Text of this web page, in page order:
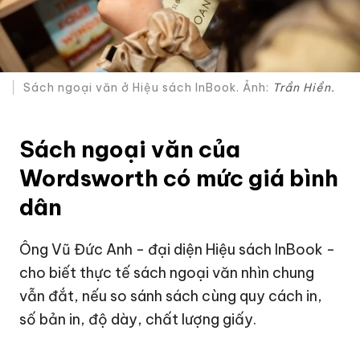
Sách ngoại văn ở Hiệu sách InBook. Ảnh: Trần Hiền.
Sách ngoại văn của
Wordsworth có mức giá bình
dân
Ông Vũ Đức Anh - đại diện Hiệu sách InBook -
cho biết thực tế sách ngoại văn nhìn chung
vẫn đắt, nếu so sánh sách cùng quy cách in,
số bản in, độ dày, chất lượng giấy.